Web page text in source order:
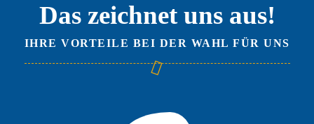
Das zeichnet uns aus!
IHRE VORTEILE BEI DER WAHL FÜR UNS